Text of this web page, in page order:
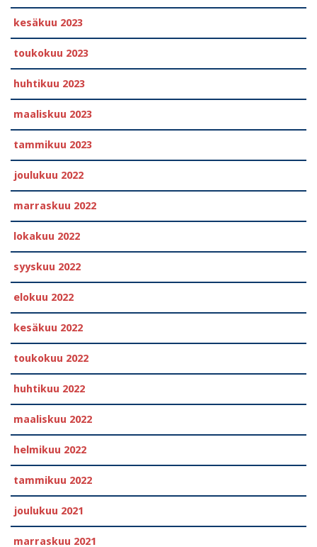
kesäkuu 2023
toukokuu 2023
huhtikuu 2023
maaliskuu 2023
tammikuu 2023
joulukuu 2022
marraskuu 2022
lokakuu 2022
syyskuu 2022
elokuu 2022
kesäkuu 2022
toukokuu 2022
huhtikuu 2022
maaliskuu 2022
helmikuu 2022
tammikuu 2022
joulukuu 2021
marraskuu 2021